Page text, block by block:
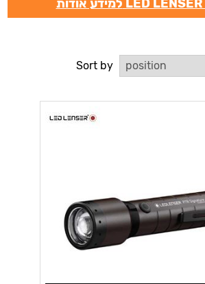
Sort by